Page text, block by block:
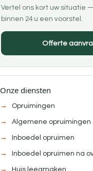
Vertel ons kort uw situatie
binnen 24 u een voorstel.
Offerte
Onze diensten
Opruimingen
Algemene opruimingen
Inboedel opruimen
Inboedel opruimen na
Huis leegmaken